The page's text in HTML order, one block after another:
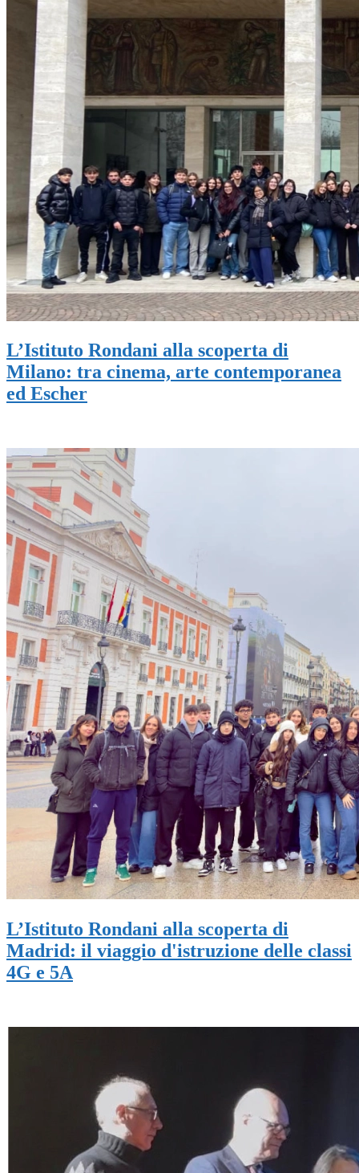
L’Istituto Rondani alla scoperta di
Milano: tra cinema, arte contemporanea
ed Escher
L’Istituto Rondani alla scoperta di
Madrid: il viaggio d'istruzione delle classi
4G e 5A